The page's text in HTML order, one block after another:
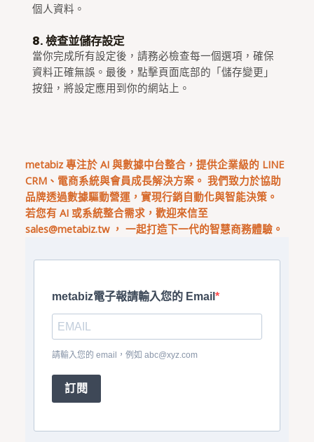
個人資料。
8. 檢查並儲存設定
當你完成所有設定後，請務必檢查每一個選項，確保
資料正確無誤。最後，點擊頁面底部的「儲存變更」
按鈕，將設定應用到你的網站上。
metabiz 專注於 AI 與數據中台整合，提供企業級的 LINE
CRM、電商系統與會員成長解決方案。 我們致力於協助
品牌透過數據驅動營運，實現行銷自動化與智能決策。
若您有 AI 或系統整合需求，歡迎來信至
sales@metabiz.tw， 一起打造下一代的智慧商務體驗。
metabiz電子報請輸入您的 Email
請輸入您的 email，例如 abc@xyz.com
訂閱